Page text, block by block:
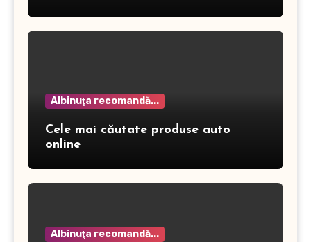
Albinuţa recomandă...
Cele mai căutate produse auto
online
Albinuţa recomandă...